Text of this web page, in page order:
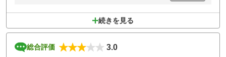
続きを見る
総合評価
3.0